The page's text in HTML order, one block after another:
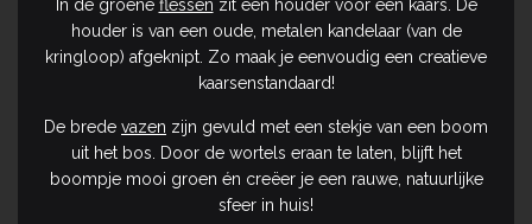
In de groene flessen zit een houder voor een kaars. De
houder is van een oude, metalen kandelaar (van de
kringloop) afgeknipt. Zo maak je eenvoudig een creatieve
kaarsenstandaard!
De brede vazen zijn gevuld met een stekje van een boom
uit het bos. Door de wortels eraan te laten, blijft het
boompje mooi groen én creëer je een rauwe, natuurlijke
sfeer in huis!